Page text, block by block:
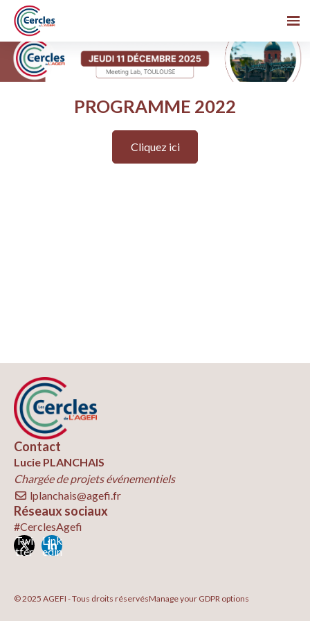
PROGRAMME 2022
Cliquez ici
Contact
Lucie PLANCHAIS
Chargée de projets événementiels
lplanchais@agefi.fr
Réseaux sociaux
#CerclesAgefi
Twi
tter
Link
edin
© 2025 AGEFI - Tous droits réservésManage your GDPR options